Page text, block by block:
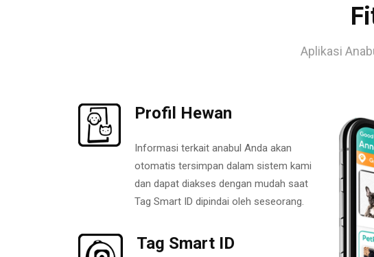
Aplikasi
Profil Hewan
Informasi terkait anabul Anda akan
otomatis tersimpan dalam sistem kami
dan dapat diakses dengan mudah saat
Tag Smart ID dipindai oleh seseorang.
Tag Smart ID